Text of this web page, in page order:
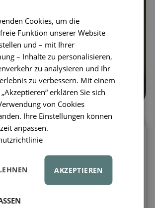
Kinder-Taschenlampe für
Modi –
Cookies, um die
Funktion unserer Website
und – mit Ihrer
– Inhalte zu personalisieren,
zu analysieren und Ihr
zu verbessern. Mit einem
erklären Sie sich
von Cookies
Ihre Einstellungen können
anpassen.
AKZEPTIEREN